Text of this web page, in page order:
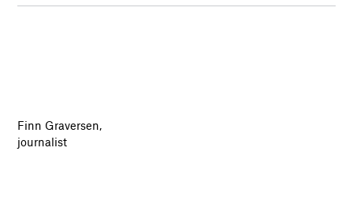
Finn Graversen,
journalist